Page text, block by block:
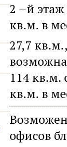
2 –й этаж
кв.м. в
27,7
114 кв.м.
кв.м. в
офисов